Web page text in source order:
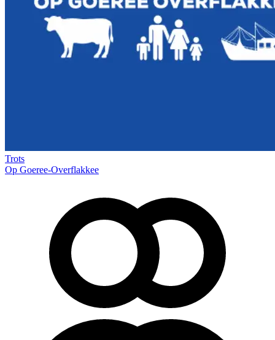
Trots
Op Goeree-Overflakkee